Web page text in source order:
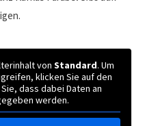
von Standard. Um
klicken Sie auf den
dass dabei Daten an
werden.